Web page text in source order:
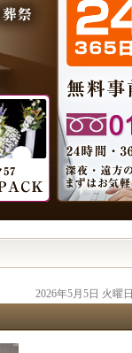
2026年5月5日 火曜日